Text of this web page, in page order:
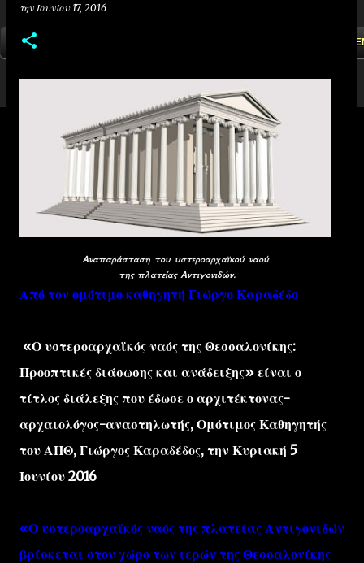
ΑΡΧΙΚΗ
την Ιουνίου 17, 2016
Αναπαράσταση του υστεροαρχαϊκού ναού
της πλατείας Αντιγονιδών.
Από τον ομότιμο καθηγητή Γιώργο Καραδέδο
«Ο υστεροαρχαϊκός ναός της Θεσσαλονίκης:
Προοπτικές διάσωσης και ανάδειξης» είναι ο
τίτλος διάλεξης που έδωσε ο αρχιτέκτονας-
αρχαιολόγος-αναστηλωτής, Ομότιμος Καθηγητής
του ΑΠΘ, Γιώργος Καραδέδος, την Κυριακή 5
Ιουνίου 2016
«Ο υστεροαρχαϊκός ναός της πλατείας Αντιγονιδών
βρίσκεται στον χώρο των ιερών της Θεσσαλονίκης